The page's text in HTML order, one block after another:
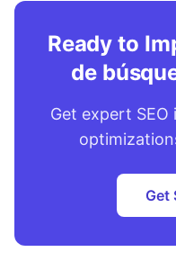
Ready to
de
Get expert
Get